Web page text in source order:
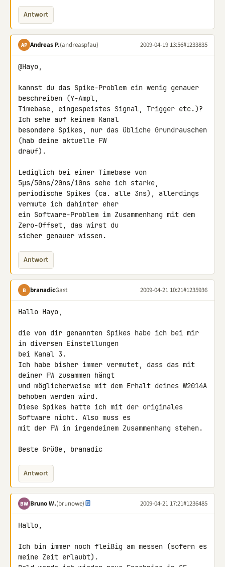
Antwort
AP Andreas P.(andreaspfau) 2009-04-19 13:56#1233835
@Hayo,
kannst du das Spike-Problem ein wenig genauer
beschreiben (Y-Ampl,
Timebase, eingespeistes Signal, Trigger etc.)?
Ich sehe auf keinem Kanal
besondere Spikes, nur das übliche Grundrauschen
(hab deine aktuelle FW
drauf).
Lediglich bei einer Timebase von
5µs/50ns/20ns/10ns sehe ich starke,
periodische Spikes (ca. alle 3ns), allerdings
vermute ich dahinter eher
ein Software-Problem im Zusammenhang mit dem
Zero-Offset, das wirst du
sicher genauer wissen.
Antwort
B branadicGast 2009-04-21 10:21#1235936
Hallo Hayo,
die von dir genannten Spikes habe ich bei mir
in diversen Einstellungen
bei Kanal 3.
Ich habe bisher immer vermutet, dass das mit
deiner FW zusammen hängt
und möglicherweise mit dem Erhalt deines W2014A
behoben werden wird.
Diese Spikes hatte ich mit der originales
Software nicht. Also muss es
mit der FW in irgendeinem Zusammenhang stehen.
Beste Grüße, branadic
Antwort
BW Bruno W.(brunowe) 2009-04-21 17:21#1236485
Hallo,
Ich bin immer noch fleißig am messen (sofern es
meine Zeit erlaubt).